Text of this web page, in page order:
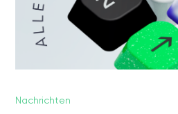
Nachrichten